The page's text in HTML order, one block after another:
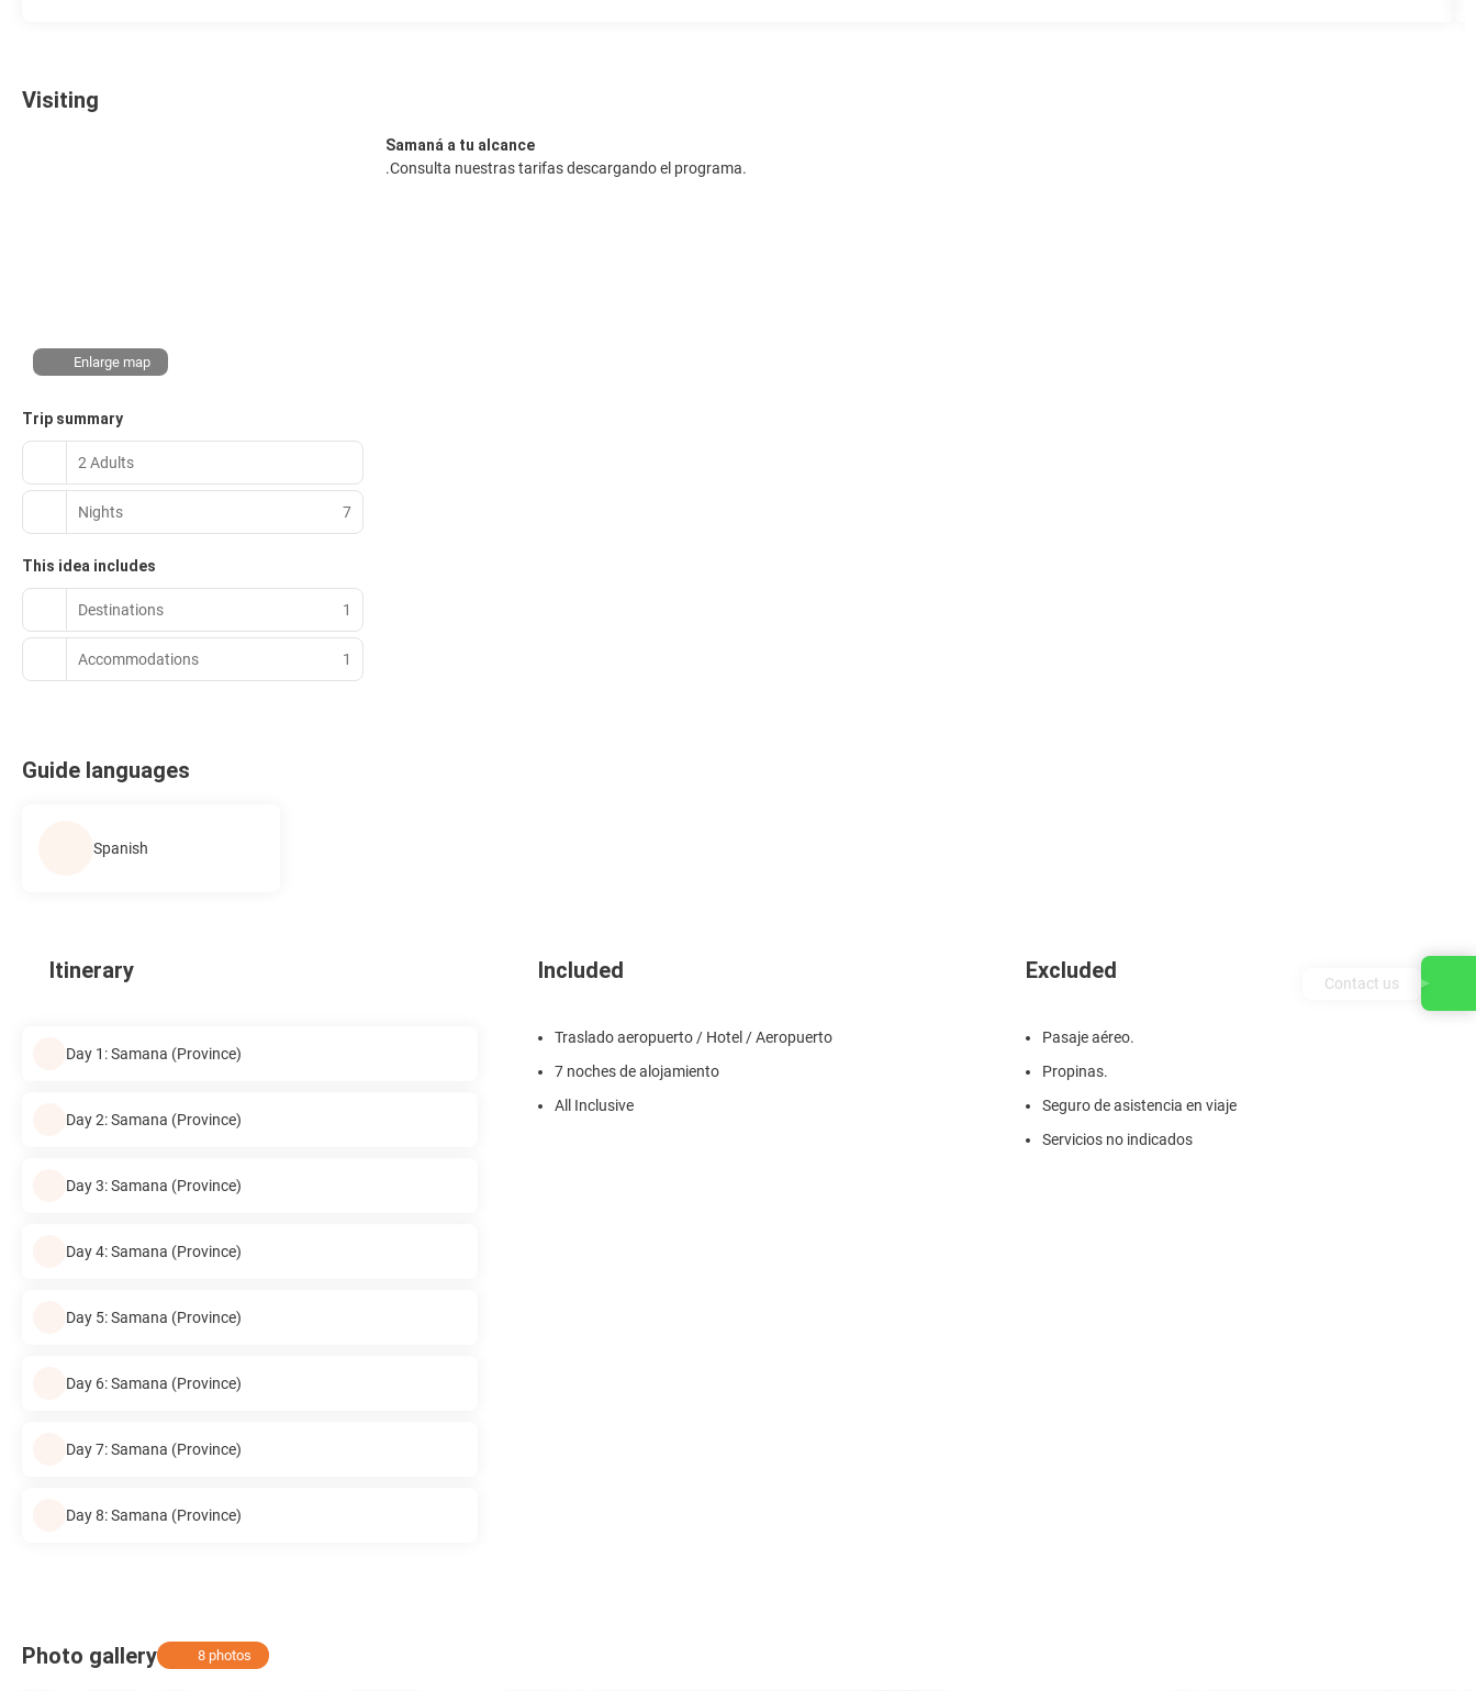
Visiting
Enlarge map
Trip summary
2 Adults
Nights 7
This idea includes
Destinations 1
Accommodations 1
Samaná a tu alcance
.Consulta nuestras tarifas descargando el programa.
Guide languages
Spanish
Itinerary
Day 1: Samana (Province)
Day 2: Samana (Province)
Day 3: Samana (Province)
Day 4: Samana (Province)
Day 5: Samana (Province)
Day 6: Samana (Province)
Day 7: Samana (Province)
Day 8: Samana (Province)
Included
Traslado aeropuerto / Hotel / Aeropuerto
7 noches de alojamiento
All Inclusive
Excluded
Pasaje aéreo.
Propinas.
Seguro de asistencia en viaje
Servicios no indicados
Photo gallery 8 photos
Contact us